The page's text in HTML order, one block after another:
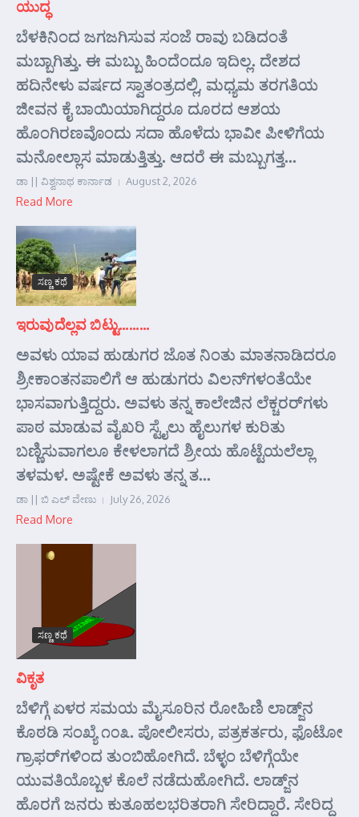
ಯುದ್ಧ
ಬೆಳಕಿನಿಂದ ಜಗಜಗಿಸುವ ಸಂಜೆ ರಾವು ಬಡಿದಂತೆ
ಮಬ್ಬಾಗಿತ್ತು. ಈ ಮಬ್ಬು ಹಿಂದೆಂದೂ ಇದಿಲ್ಲ. ದೇಶದ
ಹದಿನೇಳು ವರ್ಷದ ಸ್ವಾತಂತ್ರದಲ್ಲಿ, ಮಧ್ಯಮ ತರಗತಿಯ
ಜೀವನ ಕೈ ಬಾಯಿಯಾಗಿದ್ದರೂ ದೂರದ ಆಶಯ
ಹೊಂಗಿರಣವೊಂದು ಸದಾ ಹೊಳೆದು ಭಾವೀ ಪೀಳಿಗೆಯ
ಮನೋಲ್ಲಾಸ ಮಾಡುತ್ತಿತ್ತು. ಆದರೆ ಈ ಮಬ್ಬುಗತ್ತ...
ಡಾ || ವಿಶ್ವನಾಥ ಕಾರ್ನಾಡ August 2, 2026
Read More
ಸಣ್ಣ ಕಥೆ
ಇರುವುದೆಲ್ಲವ ಬಿಟ್ಟು………
ಅವಳು ಯಾವ ಹುಡುಗರ ಜೊತ ನಿಂತು ಮಾತನಾಡಿದರೂ
ಶ್ರೀಕಾಂತನಪಾಲಿಗೆ ಆ ಹುಡುಗರು ವಿಲನ್‌ಗಳಂತೆಯೇ
ಭಾಸವಾಗುತ್ತಿದ್ದರು. ಅವಳು ತನ್ನ ಕಾಲೇಜಿನ ಲೆಕ್ಚರರ್‌ಗಳು
ಪಾಠ ಮಾಡುವ ವೈಖರಿ ಸ್ಟೈಲು ಹೈಲುಗಳ ಕುರಿತು
ಬಣ್ಣಿಸುವಾಗಲೂ ಕೇಳಲಾಗದೆ ಶ್ರೀಯ ಹೊಟ್ಟೆಯಲೆಲ್ಲಾ
ತಳಮಳ. ಅಷ್ಟೇಕೆ ಅವಳು ತನ್ನ ತ...
ಡಾ || ಬಿ ಎಲ್ ವೇಣು July 26, 2026
Read More
ಸಣ್ಣ ಕಥೆ
ವಿಕೃತ
ಬೆಳಿಗ್ಗೆ ಏಳರ ಸಮಯ ಮೈಸೂರಿನ ರೋಹಿಣಿ ಲಾಡ್ಜ್‌ನ
ಕೊಠಡಿ ಸಂಖ್ಯೆ ೧೦೩. ಪೋಲೀಸರು, ಪತ್ರಕರ್ತರು, ಫೊಟೋ
ಗ್ರಾಫರ್‌ಗಳಿಂದ ತುಂಬಿಹೋಗಿದೆ. ಬೆಳ್ಳಂ ಬೆಳಿಗ್ಗೆಯೇ
ಯುವತಿಯೊಬ್ಬಳ ಕೊಲೆ ನಡೆದುಹೋಗಿದೆ. ಲಾಡ್ಜ್‌ನ
ಹೊರಗೆ ಜನರು ಕುತೂಹಲಭರಿತರಾಗಿ ಸೇರಿದ್ದಾರೆ. ಸೇರಿದ್ದ